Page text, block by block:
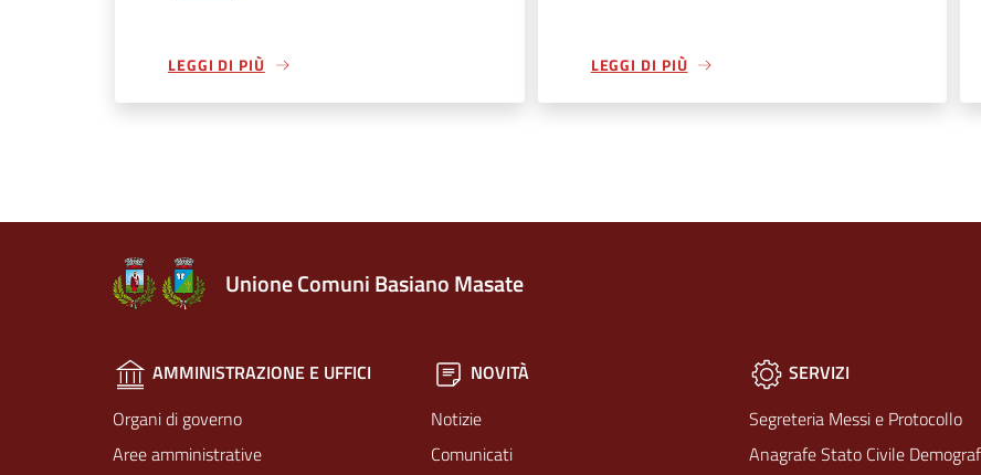
LEGGI DI PIÙ LEGGI DI PIÙ
Unione Comuni Basiano Masate
AMMINISTRAZIONE E UFFICI
Organi di governo
Aree amministrative
NOVITÀ
Notizie
Comunicati
SERVIZI
Segreteria Messi e Protocollo
Anagrafe Stato Civile